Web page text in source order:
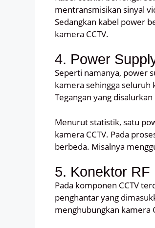
mentransmisikan sinyal
Sedangkan kabel power
kamera CCTV.
4. Power
Seperti namanya, power
kamera sehingga seluruh
Tegangan yang
Menurut statistik, satu
kamera CCTV. Pada
berbeda. Misalnya
5. Konektor RF
Pada komponen CCTV
penghantar yang
menghubungkan kamera